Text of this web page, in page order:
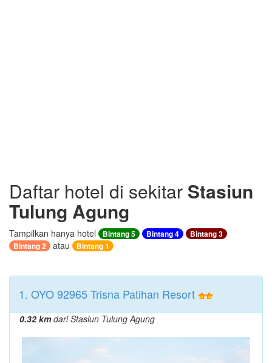
Daftar hotel di sekitar Stasiun
Tulung Agung
Tampilkan hanya hotel Bintang 5 Bintang 4
Bintang 3
Bintang 2
atau Bintang 1
1. OYO 92965 Trisna Patihan Resort
0.32 kmdari Stasiun Tulung Agung